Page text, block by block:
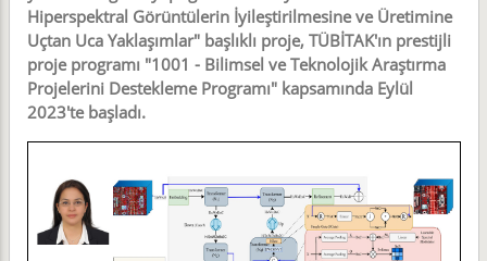
Hiperspektral Görüntülerin İyileştirilmesine ve Üretimine
Uçtan Uca Yaklaşımlar" başlıklı proje, TÜBİTAK'ın prestijli
proje programı "1001 - Bilimsel ve Teknolojik Araştırma
Projelerini Destekleme Programı" kapsamında Eylül
2023'te başladı.